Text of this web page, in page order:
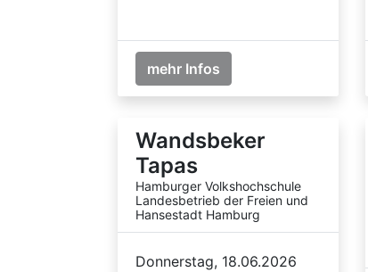
mehr Infos
Wandsbeker
Tapas
Hamburger Volkshochschule
Landesbetrieb der Freien und
Hansestadt Hamburg
Donnerstag, 18.06.2026